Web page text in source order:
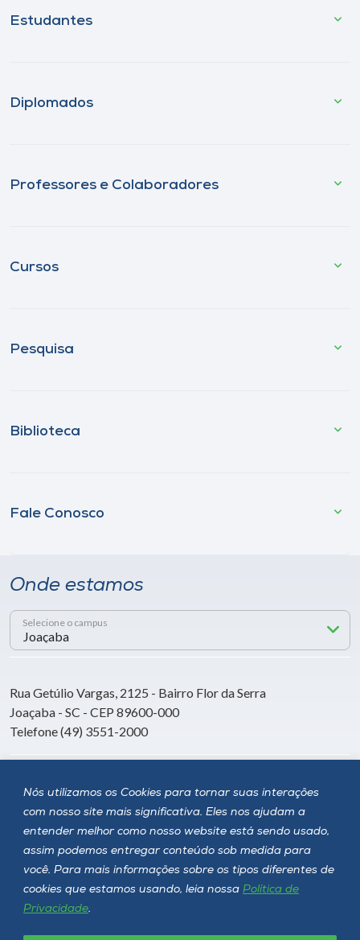
Nós utilizamos os Cookies para tornar suas interações
com nosso site mais significativa. Eles nos ajudam a
entender melhor como nosso website está sendo usado,
assim podemos entregar conteúdo sob medida para
você. Para mais informações sobre os tipos diferentes de
cookies que estamos usando, leia nossa Política de
Privacidade.
Estudantes
Diplomados
Professores e Colaboradores
Cursos
Pesquisa
Biblioteca
Fale Conosco
Onde estamos
Selecione o campus
Rua Getúlio Vargas, 2125 - Bairro Flor da Serra
Joaçaba - SC - CEP 89600-000
Telefone (49) 3551-2000
Siga a Unoesc